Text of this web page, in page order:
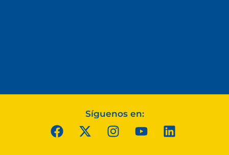
Síguenos en: